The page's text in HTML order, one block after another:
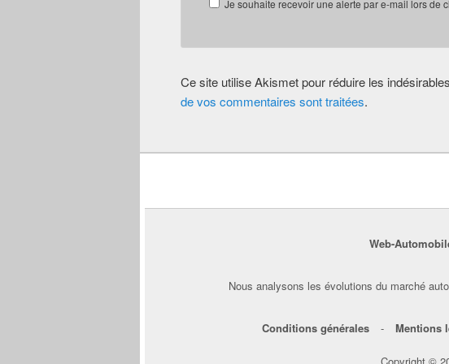
Je souhaite recevoir une alerte par e-mail lors de
Ce site utilise Akismet pour réduire les
de vos commentaires sont traitées.
Web-
Nous analysons les évolutions du marché
Conditions générales - Mentions
Copyright ©